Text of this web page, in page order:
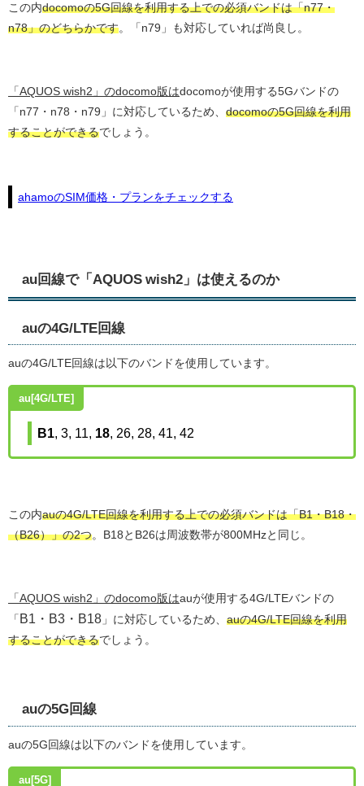
この内docomoの5G回線を利用する上での必須バンドは「n77・
n78」のどちらかです 。「n79」も対応していれば尚良し。
「AQUOS wish2」のdocomo版はdocomoが使用する5Gバンドの
「n77・n78・n79」に対応しているため、 docomoの5G回線を利用
することができるでしょう。
ahamoのSIM価格・プランをチェックする
au回線で「AQUOS wish2」は使えるのか
auの4G/LTE回線
auの4G/LTE回線は以下のバンドを使用しています。
au[4G/LTE]
B1, 3, 11, 18, 26, 28, 41, 42
この内auの4G/LTE回線を利用する上での必須バンドは「B1・B18・
（B26）」の2つ。B18とB26は周波数帯が800MHzと同じ。
「AQUOS wish2」のdocomo版はauが使用する4G/LTEバンドの
「 B1・B3・B18 」に対応しているため、 auの4G/LTE回線を利用
することができるでしょう。
auの5G回線
auの5G回線は以下のバンドを使用しています。
au[5G]